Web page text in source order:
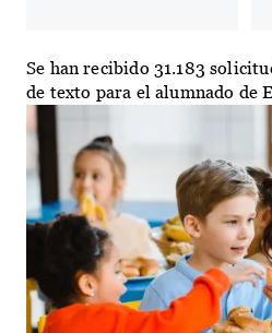
Se han recibido 31.183
de texto para el alumnado de